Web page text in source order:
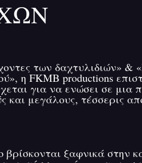
των δαχτυλιδιών» &
η FKMB productions
για να ενώσει σε μια
και μεγάλους, τέσσερις
ξαφνικά στην